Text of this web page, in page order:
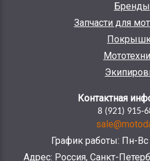
Бренды
Запчасти для
Контактная
8 (921) 915-
График работы: Пн-
Адрес: Россия, Санкт-